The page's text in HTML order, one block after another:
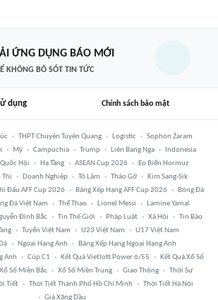
ỨNG DỤNG BÁO MỚI
KHÔNG BỎ SÓT TIN TỨC
dụng Chính sách bảo mật
THPT Chuyên Tuyên Quang Logistic
Sophon Zaram
Mỹ Campuchia Trump Liên Bang Nga
Indonesia
Hội Hạ Tầng ASEAN Cup 2026
Eo Biển Hormuz
Thị
Doanh Nghiệp Tô Lâm Tháo Gỡ
Kim Sang-Sik
Đấu AFF Cup 2026 Bảng Xếp Hạng AFF Cup 2026
Bóng Đá
Đá Việt Nam Thể Thao Lionel Messi
Lamine Yamal
Đình Bắc Tin Thế Giới Pháp Luật Xã Hội
Tin Bão
Tuyển Việt Nam U23 Việt Nam
U17 Việt Nam
Ngoại Hạng Anh
Bảng Xếp Hạng Ngoại Hạng Anh
Anh
Cúp C1 Kết Quả Vietlott Power 6/55
Kết Quả Xổ Số
Xổ Số Miền Bắc Xổ Số Miền Trung Giao Thông
Thời Sự
Tiết Thời Tiết Thành Phố Hồ Chí Minh
Thời Tiết Hà Nội
Giá Xăng Dầu